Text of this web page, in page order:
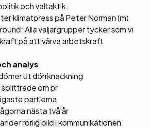
och valtaktik
klimatpress på Peter Norman (m)
Alla väljargrupper tycker som vi
på att värva arbetskraft
analys
ut dörrknackning
om pr
partierna
nästa två år
rörlig bild i kommunikationen